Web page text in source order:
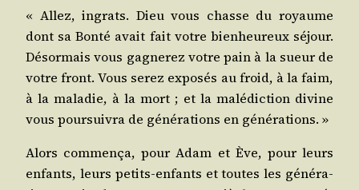
« Allez, ingrats. Dieu vous chasse du royaume
dont sa Bon­té avait fait votre bien­heu­reux séjour.
Désor­mais vous gagne­rez votre pain à la sueur de
votre front. Vous serez expo­sés au froid, à la faim,
à la mala­die, à la mort ; et la malé­dic­tion divine
vous pour­sui­vra de géné­ra­tions en générations. »
Alors com­men­ça, pour Adam et Ève, pour leurs
enfants, leurs petits-enfants et toutes les géné­ra­